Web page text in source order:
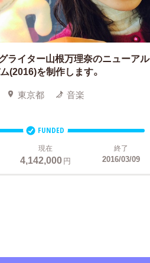
ライター山根万理奈のニューアル
(2016)を制作します。
東京都 音楽
FUNDED
現在
4,142,000円
終了
2016/03/09